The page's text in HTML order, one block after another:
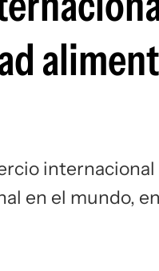
internacional
en el mundo, en